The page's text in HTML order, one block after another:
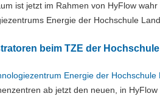
ist jetzt im Rahmen von HyFlow
Energie der Hochschule
beim TZE der
Energie der Hochschule
ab jetzt den neuen, in